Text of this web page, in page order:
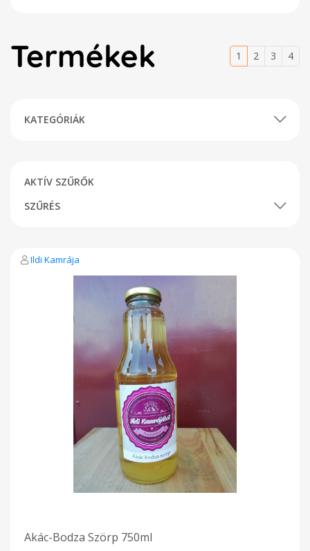
Termékek 1 2 3 4
KATEGÓRIÁK
AKTÍV SZŰRŐK
SZŰRÉS
Ildi Kamrája
Akác-Bodza Szörp 750ml